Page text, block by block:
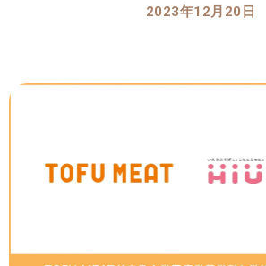
2023年12月20日